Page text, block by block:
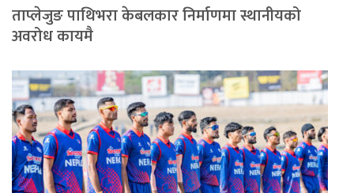
ताप्लेजुङ पाथिभरा केबलकार निर्माणमा स्थानीयको
अवरोध कायमै